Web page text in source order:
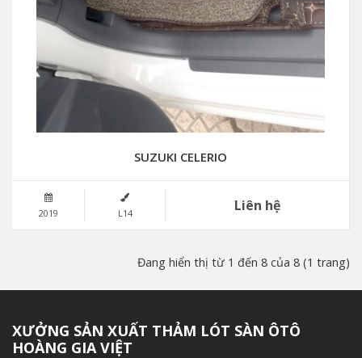
SUZUKI CELERIO
2019 L14 Liên hệ
Đang hiển thị từ 1 đến 8 của 8 (1 trang)
XƯỞNG SẢN XUẤT THẢM LÓT SÀN ÔTÔ
HOÀNG GIA VIỆT